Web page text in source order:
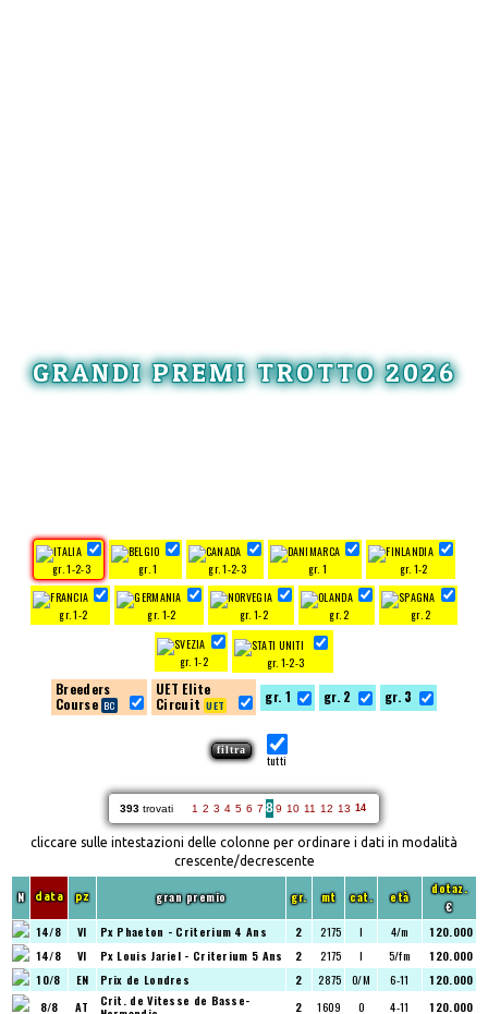
GRANDI PREMI TROTTO 2026
gr. 1-2-3 gr. 1 gr. 1-2-3 gr. 1 gr. 1-2
gr. 1-2 gr. 1-2 gr. 1-2 gr. 2 gr. 2
gr. 1-2 gr. 1-2-3
Breeders
Course
UET Elite
Circuit
gr. 1 gr. 2 gr. 3
tutti
393 trovati 1 2 3 4 5 6 7 89 10 11 12 13 14
cliccare sulle intestazioni delle colonne per ordinare i dati in modalità
crescente/decrescente
N data pz gran premio gr. mt cat. età
dotaz.
€
14/8 VI Px Phaeton - Criterium 4 Ans 2 2175 I 4/m
120.000
14/8
VI Px Louis Jariel - Criterium 5 Ans 2 2175 I 5/fm
120.000
10/8
EN Prix de Londres 2 2875 O/M 6-11
120.000
8/8
AT Crit. de Vitesse de Basse- 2 1609 O 4-11
120.000